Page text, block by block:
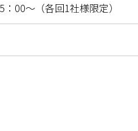
00～（各回1社様限定）